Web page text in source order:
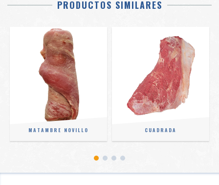
PRODUCTOS SIMILARES
MATAMBRE NOVILLO CUADRADA